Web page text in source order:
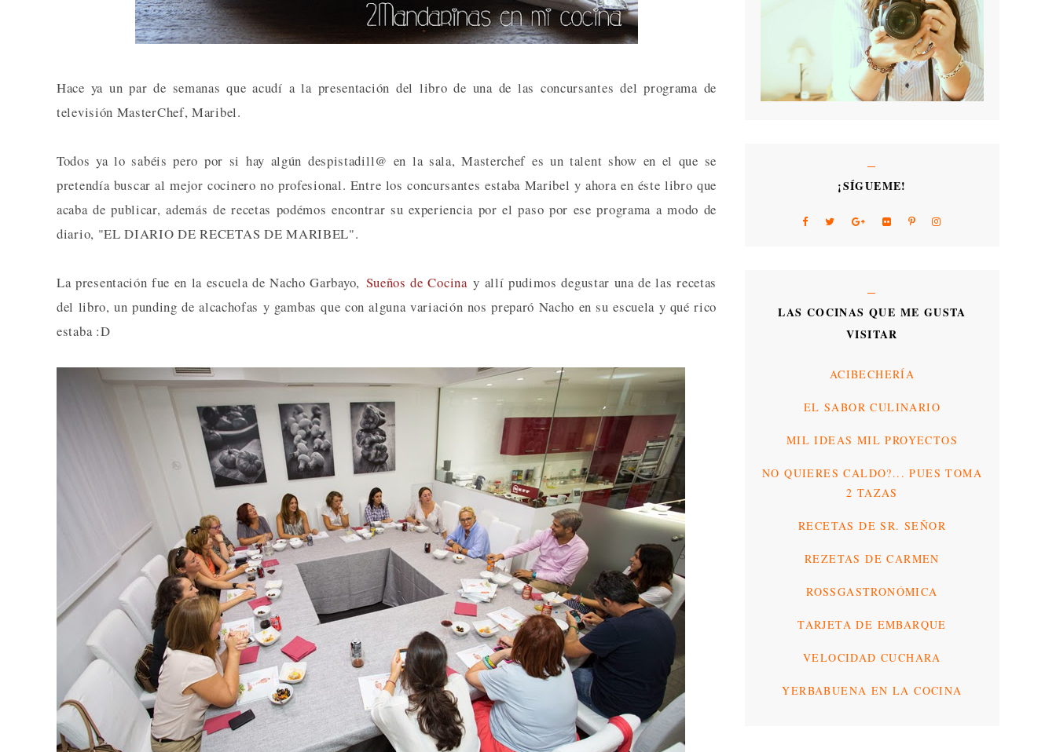
Hace ya un par de semanas que acudí a la presentación del libro de una de las concursantes del programa de
televisión MasterChef, Maribel.
Todos ya lo sabéis pero por si hay algún despistadill@ en la sala, Masterchef es un talent show en el que se
pretendía buscar al mejor cocinero no profesional. Entre los concursantes estaba Maribel y ahora en éste libro que
acaba de publicar, además de recetas podémos encontrar su experiencia por el paso por ese programa a modo de
diario, "EL DIARIO DE RECETAS DE MARIBEL".
La presentación fue en la escuela de Nacho Garbayo, Sueños de Cocinay allí pudimos degustar una de las recetas
del libro, un punding de alcachofas y gambas que con alguna variación nos preparó Nacho en su escuela y qué rico
estaba :D
¡SÍGUEME!
LAS COCINAS QUE ME GUSTA
VISITAR
ACIBECHERÍA
EL SABOR CULINARIO
MIL IDEAS MIL PROYECTOS
NO QUIERES CALDO?... PUES TOMA
2 TAZAS
RECETAS DE SR. SEÑOR
REZETAS DE CARMEN
ROSSGASTRONÓMICA
TARJETA DE EMBARQUE
VELOCIDAD CUCHARA
YERBABUENA EN LA COCINA